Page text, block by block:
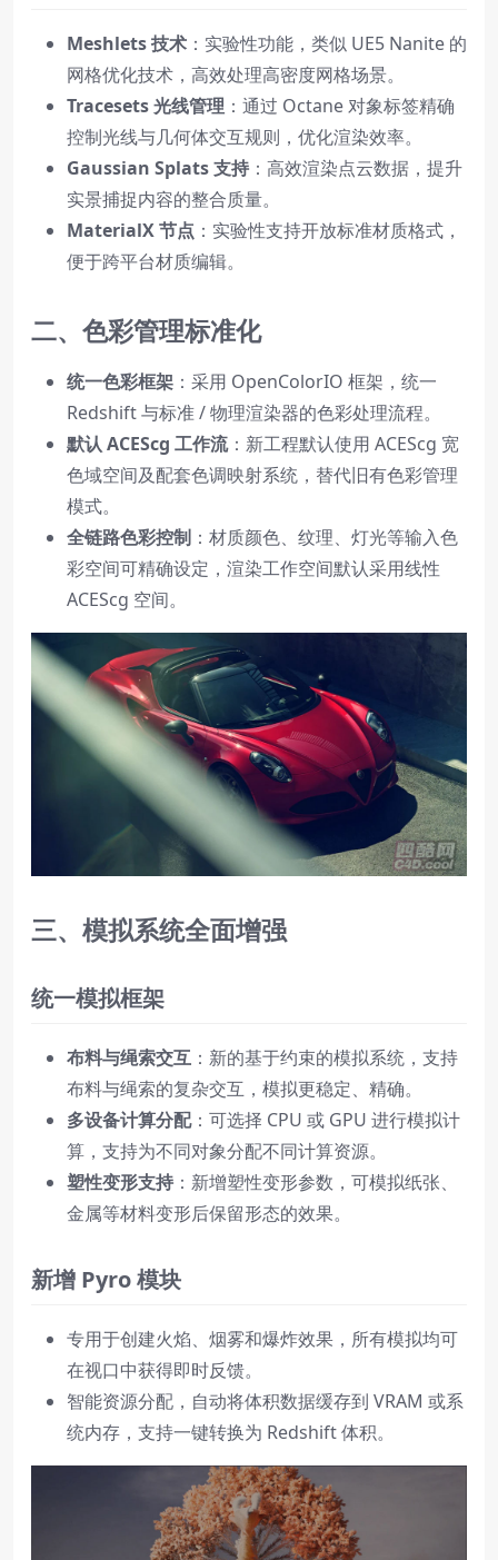
Meshlets 技术 ：实验性功能，类似 UE5 Nanite 的
网格优化技术，高效处理高密度网格场景。
Tracesets 光线管理 ：通过 Octane 对象标签精确
控制光线与几何体交互规则，优化渲染效率。
Gaussian Splats 支持 ：高效渲染点云数据，提升
实景捕捉内容的整合质量。
MaterialX 节点 ：实验性支持开放标准材质格式，
便于跨平台材质编辑。
二、色彩管理标准化
统一色彩框架 ：采用 OpenColorIO 框架，统一
Redshift 与标准 / 物理渲染器的色彩处理流程。
默认 ACEScg 工作流：新工程默认使用 ACEScg 宽
色域空间及配套色调映射系统，替代旧有色彩管理
模式。
全链路色彩控制 ：材质颜色、纹理、灯光等输入色
彩空间可精确设定，渲染工作空间默认采用线性
ACEScg 空间。
三、模拟系统全面增强
统一模拟框架
布料与绳索交互 ：新的基于约束的模拟系统，支持
布料与绳索的复杂交互，模拟更稳定、精确。
多设备计算分配：可选择 CPU 或 GPU 进行模拟计
算，支持为不同对象分配不同计算资源。
塑性变形支持 ：新增塑性变形参数，可模拟纸张、
金属等材料变形后保留形态的效果。
新增 Pyro 模块
专用于创建火焰、烟雾和爆炸效果，所有模拟均可
在视口中获得即时反馈。
智能资源分配，自动将体积数据缓存到 VRAM 或系
统内存，支持一键转换为 Redshift 体积。